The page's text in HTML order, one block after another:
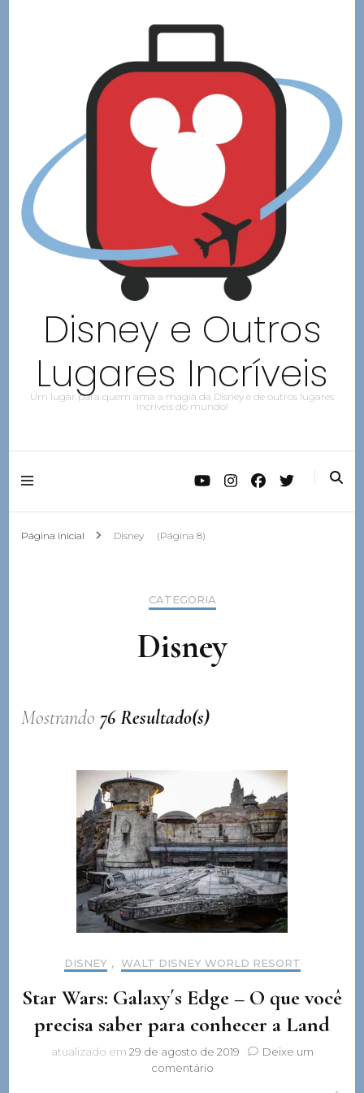
Disney e Outros
Lugares Incríveis
Um lugar para quem ama a magia da Disney e de outros lugares
Incríveis do mundo!
Página inicial Disney (Página 8)
CATEGORIA
Disney
Mostrando 76 Resultado(s)
DISNEY , WALT DISNEY WORLD RESORT
Star Wars: Galaxy´s Edge – O que você
precisa saber para conhecer a Land
atualizado em 29 de agosto de 2019
Deixe um
comentárioem